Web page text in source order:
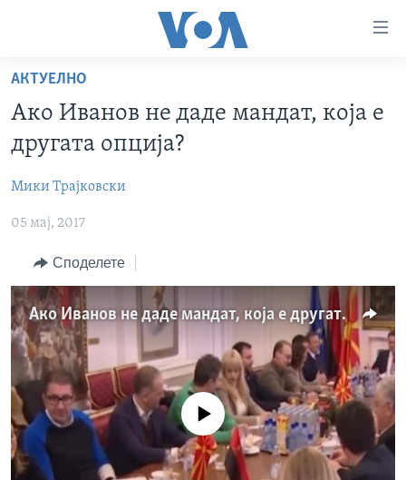
пристапност
Премини
на
главната
Премини
до
навигација
Пребарувај
МАКЕДОНИЈА
СВЕТ
ЕКОНОМИЈА
ПОЛИТИКА
ЗДРАВЈЕ
НАУКА
УМЕТНОСТ И ЗАБАВА
ИНТЕРВЈУА
ФОТОГАЛЕРИИ
ДОКУМЕНТАРЦИ
АРХИВИРАНА ПРОГРАМА
NEWSFLASH - АРХИВА
ВЕСТИ ОД САД ВО МИНУТА - АРХИВА
ИЗБОРИ ВО САД 2020 - АРХИВА
ЗА НАС
Learning English
НАКУСО...
Јазици
АКТУЕЛНО
Ако Иванов не даде мандат, која е
другата опција?
Мики Трајковски
05 мај, 2017
Споделете
Ако Иванов не даде мандат, која е другата опција?
No media source currently available